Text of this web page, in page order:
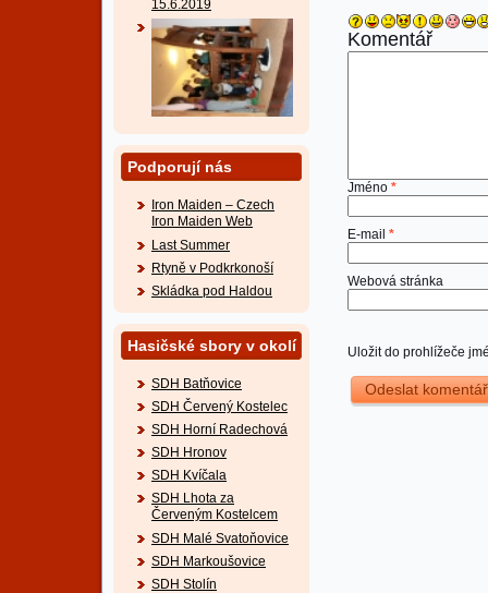
Podporují nás
Iron Maiden – Czech
Iron Maiden Web
Last Summer
Rtyně v Podkrkonoší
Skládka pod Haldou
Hasičské sbory v okolí
SDH Batňovice
SDH Červený Kostelec
SDH Horní Radechová
SDH Hronov
SDH Kvíčala
SDH Lhota za
Červeným Kostelcem
SDH Malé Svatoňovice
SDH Markoušovice
SDH Stolín
Komentář
Jméno *
E-mail *
Webová stránka
Uložit do prohlížeče